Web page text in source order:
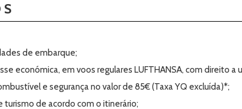
de embarque;
económica, em voos regulares LUFTHANSA, com direito a
e segurança no valor de 85€ (Taxa YQ excluída)*;
turismo de acordo com o itinerário;